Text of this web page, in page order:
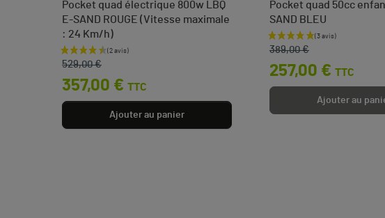
Pocket quad électrique 800w LBQ
E-SAND ROUGE (Vitesse maximale
: 24 Km/h)
Prix de base
529,00 €
Prix
357,00 € TTC
Ajouter au panier
Pocket quad 50cc
SAND BLEU
Prix de base
389,00 €
Prix
257,00 € TTC
Ajouter au